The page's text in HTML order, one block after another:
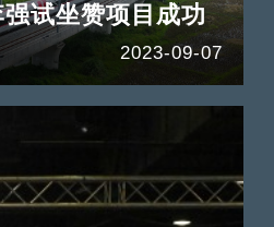
试坐赞项目成功
2023-09-07